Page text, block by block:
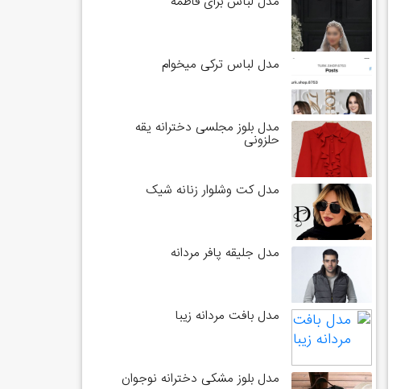
مدل لباس ترکی میخوام
مدل بلوز مجلسی دخترانه یقه
حلزونی
مدل کت وشلوار زنانه شیک
مدل جلیقه پافر مردانه
مدل بافت مردانه زیبا
مدل بلوز مشکی دخترانه نوجوان